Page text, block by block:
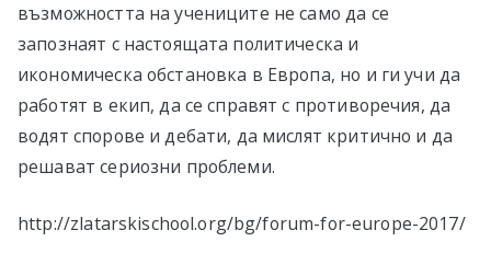
възможността на учениците не само да се
запознаят с настоящата политическа и
икономическа обстановка в Европа, но и ги учи да
работят в екип, да се справят с противоречия, да
водят спорове и дебати, да мислят критично и да
решават сериозни проблеми.
http://zlatarskischool.org/bg/forum-for-europe-2017/